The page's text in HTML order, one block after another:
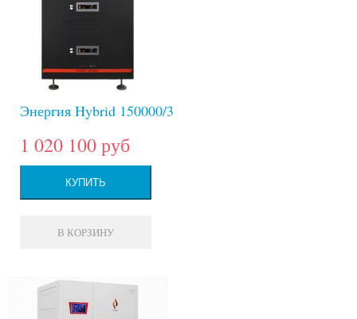
Энергия Hybrid 150000/3
1 020 100 руб
КУПИТЬ
В КОРЗИНУ